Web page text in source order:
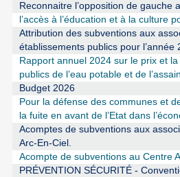
Reconnaitre l’opposition de gauche
l’accès à l’éducation et à la culture
Attribution des subventions aux
établissements publics pour l’année
Rapport annuel 2024 sur le prix et
publics de l’eau potable et de
Budget 2026
Pour la défense des communes et
la fuite en avant de l’Etat dans
Acomptes de subventions aux
Arc-En-Ciel.
Acompte de subventions au Centre
PRÉVENTION SÉCURITÉ -